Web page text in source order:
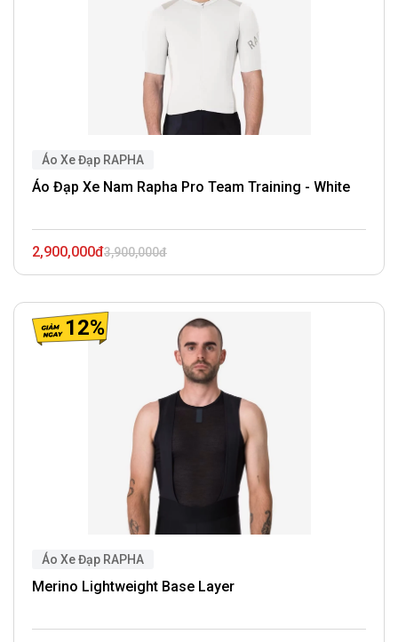
Áo Xe Đạp RAPHA
Áo Đạp Xe Nam Rapha Pro Team Training - White
2,900,000đ3,900,000đ
12%
Áo Xe Đạp RAPHA
Merino Lightweight Base Layer